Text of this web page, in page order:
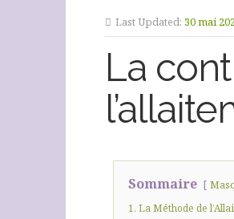
Last Updated: 30 mai
La
Sommaire
1. La Méthode de